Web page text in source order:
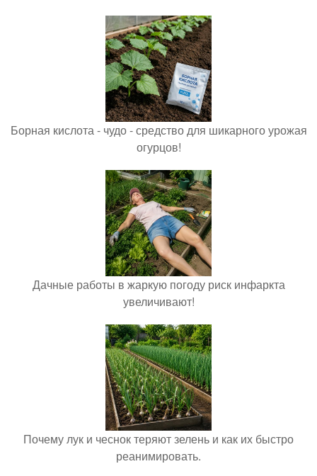
Борная кислота - чудо - средство для шикарного урожая
огурцов!
Дачные работы в жаркую погоду риск инфаркта
увеличивают!
Почему лук и чеснок теряют зелень и как их быстро
реанимировать.